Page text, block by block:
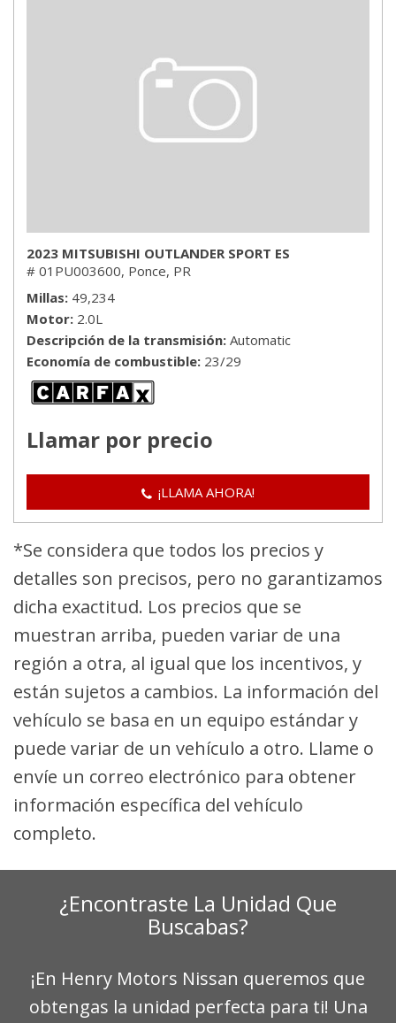
2023 MITSUBISHI OUTLANDER SPORT ES
# 01PU003600, Ponce, PR
Millas 49,234
Motor 2.0L
Descripción de la transmisión Automatic
Economía de combustible 23/29
Llamar por precio
¡LLAMA AHORA!
*Se considera que todos los precios y
detalles son precisos, pero no garantizamos
dicha exactitud. Los precios que se
muestran arriba, pueden variar de una
región a otra, al igual que los incentivos, y
están sujetos a cambios. La información del
vehículo se basa en un equipo estándar y
puede variar de un vehículo a otro. Llame o
envíe un correo electrónico para obtener
información específica del vehículo
completo.
¿Encontraste La Unidad Que
Buscabas?
¡En Henry Motors Nissan queremos que
obtengas la unidad perfecta para ti! Una